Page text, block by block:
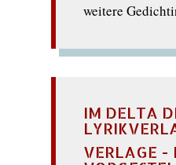
weitere
IM DELTA
VERLAGE -